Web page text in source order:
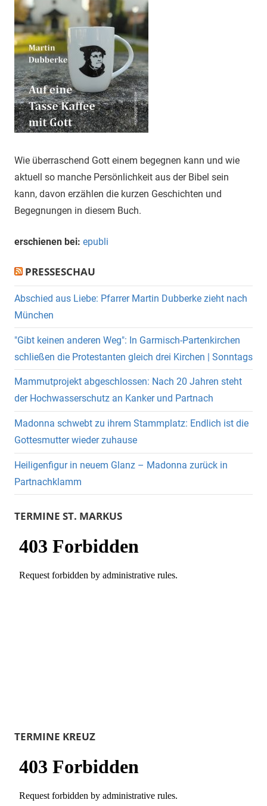
Wie überraschend Gott einem begegnen kann und wie
aktuell so manche Persönlichkeit aus der Bibel sein
kann, davon erzählen die kurzen Geschichten und
Begegnungen in diesem Buch.
erschienen bei: epubli
PRESSESCHAU
Abschied aus Liebe: Pfarrer Martin Dubberke zieht nach
München
"Gibt keinen anderen Weg": In Garmisch-Partenkirchen
schließen die Protestanten gleich drei Kirchen | Sonntags
Mammutprojekt abgeschlossen: Nach 20 Jahren steht
der Hochwasserschutz an Kanker und Partnach
Madonna schwebt zu ihrem Stammplatz: Endlich ist die
Gottesmutter wieder zuhause
Heiligenfigur in neuem Glanz – Madonna zurück in
Partnachklamm
TERMINE ST. MARKUS
TERMINE KREUZ